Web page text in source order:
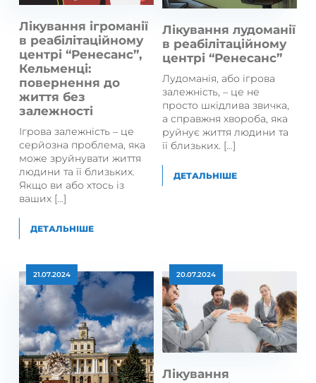
Лікування ігроманії
в реабілітаційному
центрі “Ренесанс”,
Кельменці:
повернення до
життя без
залежності
Ігрова залежність – це
серйозна проблема, яка
може зруйнувати життя
людини та її близьких.
Якщо ви або хтось із
ваших […]
ДЕТАЛЬНІШЕ
Лікування лудоманії
в реабілітаційному
центрі “Ренесанс”
Лудоманія, або ігрова
залежність, – це не
просто шкідлива звичка,
а справжня хвороба, яка
руйнує життя людини та
її близьких. […]
ДЕТАЛЬНІШЕ
21.07.2024
Лікування
20.07.2024